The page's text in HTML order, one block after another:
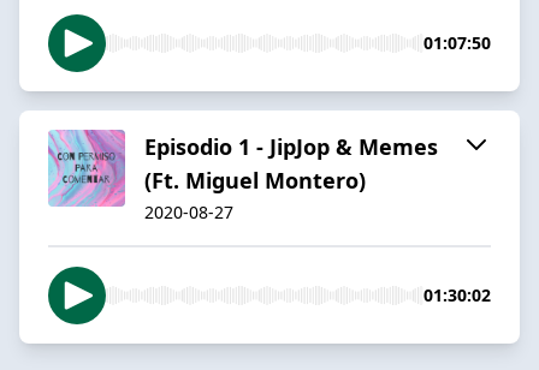
01:07:50
Episodio 1 - JipJop & Memes
(Ft. Miguel Montero)
2020-08-27
01:30:02